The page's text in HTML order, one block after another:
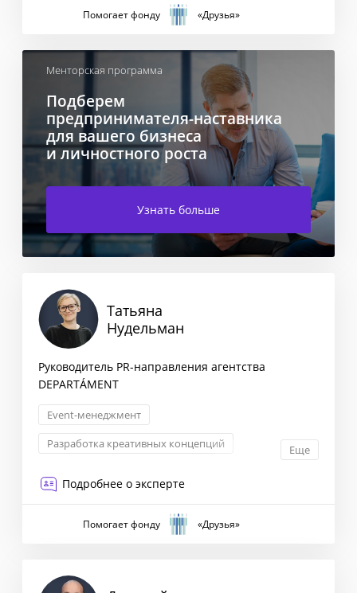
Помогает фонду «Друзья»
Менторская программа
Подберем
предпринимателя-наставника
для вашего бизнеса
и личностного роста
Узнать больше
Татьяна
Нудельман
Руководитель PR-направления агентства
DEPARTÁMENT
Event-менеджмент
Разработка креативных концепций
Еще
Подробнее о эксперте
Помогает фонду «Друзья»